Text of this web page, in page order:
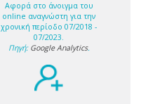
Αφορά στο άνοιγμα του
online αναγνώστη για την
χρονική περίοδο 07/2018 -
07/2023.
Πηγή: Google Analytics.